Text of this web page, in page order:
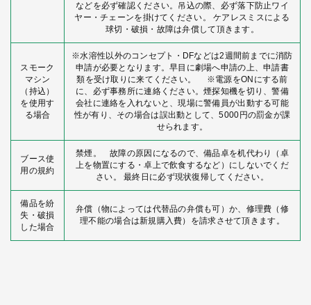
などを必ず確認ください。吊込の際、必ず落下防止ワイ
ヤー・チェーンを掛けてください。 ケアレスミスによる
球切・破損・故障は弁償して頂きます。
スモーク
マシン
（持込）
を使用す
る場合
※水溶性以外のコンセプト・DFなどは2週間前までに消防
申請が必要となります。早目に劇場へ申請の上、申請書
類を受け取りに来てください。 ※電源をONにする前
に、必ず事務所に連絡ください。煙探知機を切り、警備
会社に連絡を入れないと、現場に警備員が出動する可能
性が有り、その場合は誤出動として、5000円の罰金が課
せられます。
ブース使
用の規約
禁煙。 故障の原因になるので、備品卓を机代わり（卓
上を物置にする・卓上で飲食するなど）にしないでくだ
さい。 最終日に必ず現状復帰してください。
備品を紛
失・破損
した場合
弁償（物によっては代替品の弁償も可）か、修理費（修
理不能の場合は新規購入費）を請求させて頂きます。